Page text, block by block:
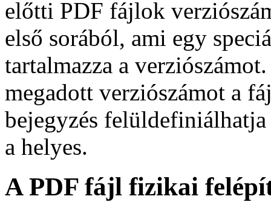
előtti PDF fájlok
első sorából, ami egy
tartalmazza a
megadott verziószámot a
bejegyzés
a helyes.
A PDF fájl fizikai